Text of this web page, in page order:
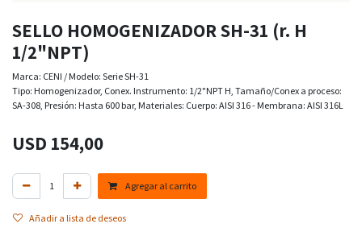
SELLO HOMOGENIZADOR SH-31 (r. H
1/2"NPT)
Marca: CENI / Modelo: Serie SH-31
Tipo: Homogenizador, Conex. Instrumento: 1/2"NPT H, Tamaño/Conex a proceso:
SA-308, Presión: Hasta 600 bar, Materiales: Cuerpo: AISI 316 - Membrana: AISI 316L
USD 154,00
Agregar al carrito
Añadir a lista de deseos